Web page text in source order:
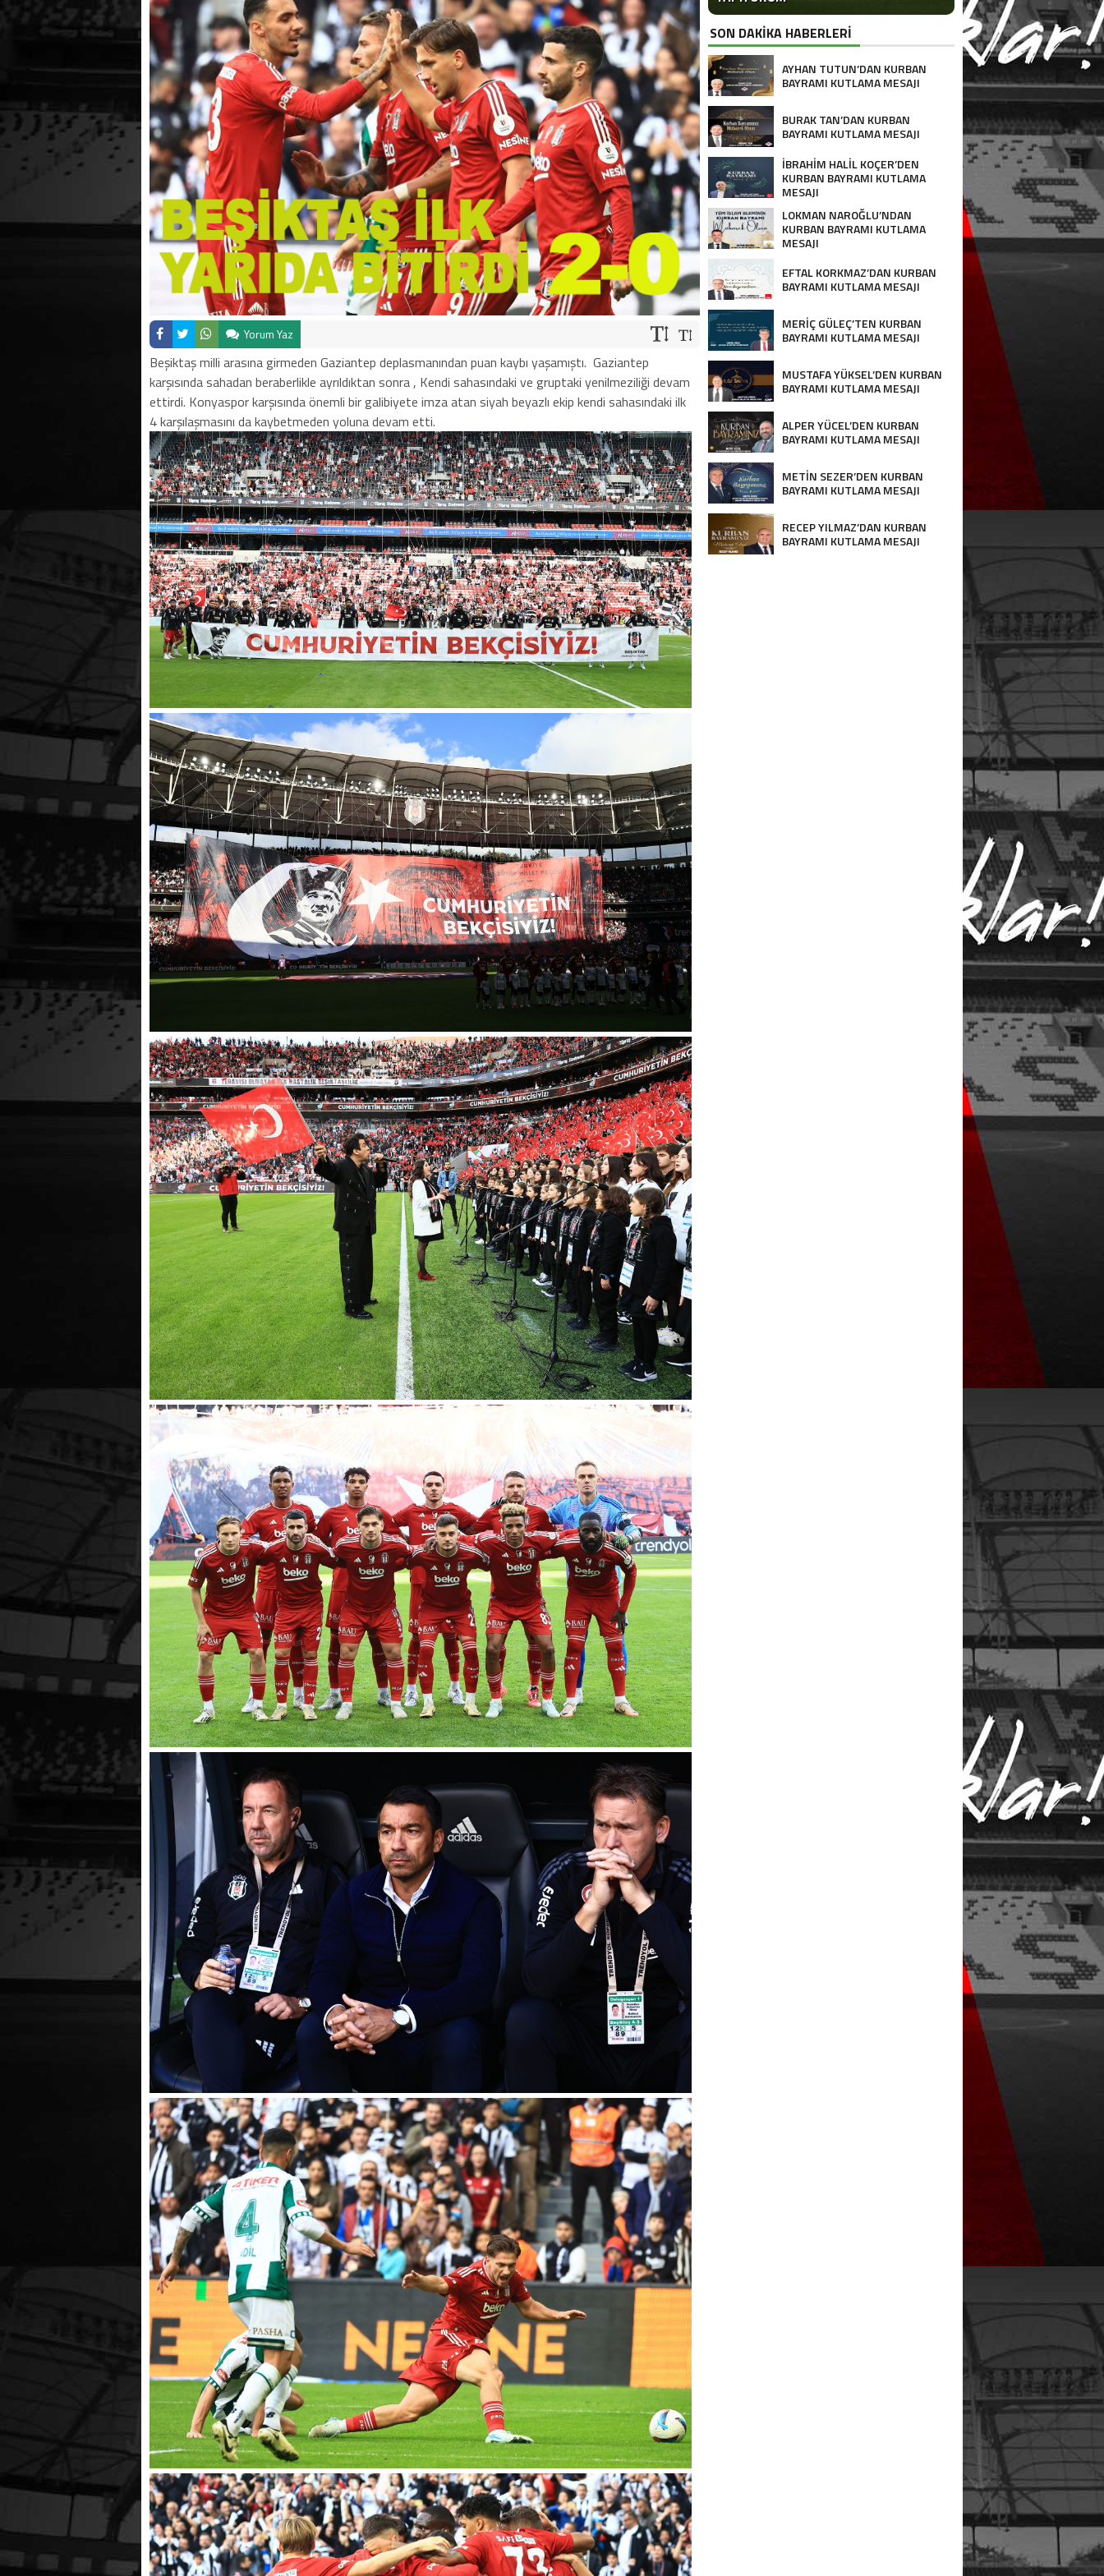
10:36 - EFTAL KORKMAZ’DAN KURBAN BAYRAMI KUTLAMA MESAJI
Yorum Yaz
Beşiktaş milli arasına girmeden Gaziantep deplasmanından puan kaybı yaşamıştı. Gaziantep
karşısında sahadan beraberlikle ayrıldıktan sonra , Kendi sahasındaki ve gruptaki yenilmeziliği devam
ettirdi. Konyaspor karşısında önemli bir galibiyete imza atan siyah beyazlı ekip kendi sahasındaki ilk
4 karşılaşmasını da kaybetmeden yoluna devam etti.
SON DAKİKA HABERLERİ
AYHAN TUTUN’DAN KURBAN
BAYRAMI KUTLAMA MESAJI
BURAK TAN’DAN KURBAN
BAYRAMI KUTLAMA MESAJI
İBRAHİM HALİL KOÇER’DEN
KURBAN BAYRAMI KUTLAMA
MESAJI
LOKMAN NAROĞLU’NDAN
KURBAN BAYRAMI KUTLAMA
MESAJI
EFTAL KORKMAZ’DAN KURBAN
BAYRAMI KUTLAMA MESAJI
MERİÇ GÜLEÇ’TEN KURBAN
BAYRAMI KUTLAMA MESAJI
MUSTAFA YÜKSEL’DEN KURBAN
BAYRAMI KUTLAMA MESAJI
ALPER YÜCEL’DEN KURBAN
BAYRAMI KUTLAMA MESAJI
METİN SEZER’DEN KURBAN
BAYRAMI KUTLAMA MESAJI
RECEP YILMAZ’DAN KURBAN
BAYRAMI KUTLAMA MESAJI